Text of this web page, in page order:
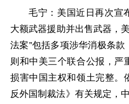
毛宁：美国近日再次宣
大额武器援助并出售武器，
法案”包括多项涉华消极条
则和中美三个联合公报，严
损害中国主权和领土完整。
反外国制裁法》有关规定，